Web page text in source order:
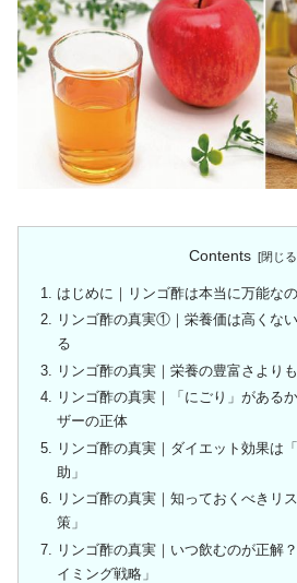
Contents
はじめに｜リンゴ酢は本当に万能な
リンゴ酢の真実①｜栄養価は高くな
る
リンゴ酢の真実｜栄養の豊富さより
リンゴ酢の真実｜「にごり」がある
ザーの正体
リンゴ酢の真実｜ダイエット効果は
助」
リンゴ酢の真実｜知っておくべきリ
策」
リンゴ酢の真実｜いつ飲むのが正解
イミング戦略」